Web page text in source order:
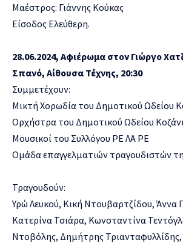
Μαέστρος: Γιάννης Κούκας
Είσοδος Ελεύθερη.
28.06.2024, Αφιέρωμα στον Γιώργο
Σπανό, Αίθουσα Τέχνης, 20:30
Συμμετέχουν:
Μικτή Χορωδία του Δημοτικού Ωδείου
Ορχήστρα του Δημοτικού Ωδείου
Μουσικοί του Συλλόγου ΡΕ ΛΑ ΡΕ
Ομάδα επαγγελματιών τραγουδιστών
Τραγουδούν:
Υρώ Λευκού, Κική Ντουβαρτζίδου,
Κατερίνα Τσιάρα, Κωνσταντίνα
Ντοβόλης, Δημήτρης